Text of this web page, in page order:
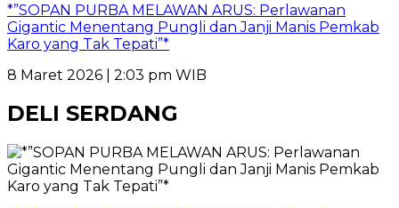
*”SOPAN PURBA MELAWAN ARUS: Perlawanan
Gigantic Menentang Pungli dan Janji Manis Pemkab
Karo yang Tak Tepati”*
8 Maret 2026 | 2:03 pm WIB
DELI SERDANG